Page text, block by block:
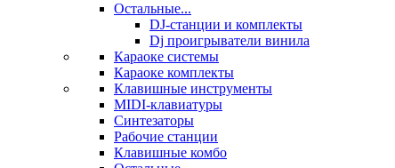
Остальные...
DJ-станции и комплекты
Dj проигрыватели винила
Караоке системы
Караоке комплекты
Клавишные инструменты
MIDI-клавиатуры
Синтезаторы
Рабочие станции
Клавишные комбо